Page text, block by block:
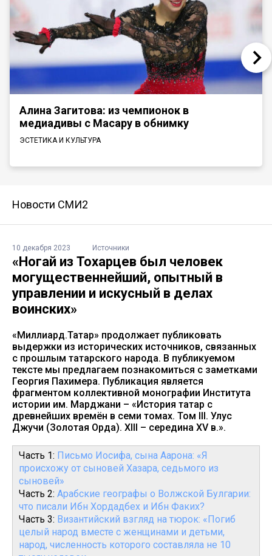
Алина Загитова: из чемпионок в
медиадивы с Масару в обнимку
ЭСТЕТИКА И КУЛЬТУРА
Новости СМИ2
10 декабря 2023 Источники
«Ногай из Тохарцев был человек
могущественнейший, опытный в
управлении и искусный в делах
воинских»
«Миллиард.Татар» продолжает публиковать
выдержки из исторических источников, связанных
с прошлым татарского народа. В публикуемом
тексте мы предлагаем познакомиться с заметками
Георгия Пахимера. Публикация является
фрагментом коллективной монографии Института
истории им. Марджани – «История татар с
древнейших времён в семи томах. Том III. Улус
Джучи (Золотая Орда). XIII – середина XV в.».
Часть 1: Письмо Иосифа, сына Аарона: «Я
происхожу от сыновей Хазара, седьмого из
сыновей»
Часть 2: Арабские географы о Волжской Булгарии:
что писали Ибн Хордадбех и Ибн Факих?
Часть 3: Византийский взгляд на тюрок: «Погиб
целый народ вместе с женщинами и детьми,
народ, численность которого составляла не 10